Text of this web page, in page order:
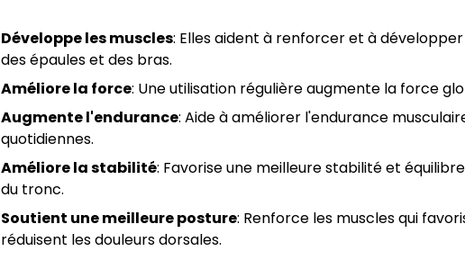
Développe les muscles: Elles aident à renforcer et à
des épaules et des bras.
Améliore la force: Une utilisation régulière augmente la force
Augmente l'endurance: Aide à améliorer l'endurance
quotidiennes.
Améliore la stabilité: Favorise une meilleure stabilité et
du tronc.
Soutient une meilleure posture: Renforce les muscles qui
réduisent les douleurs dorsales.